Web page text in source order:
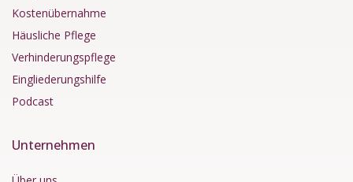
Kostenübernahme
Häusliche Pflege
Verhinderungspflege
Eingliederungshilfe
Podcast
Unternehmen